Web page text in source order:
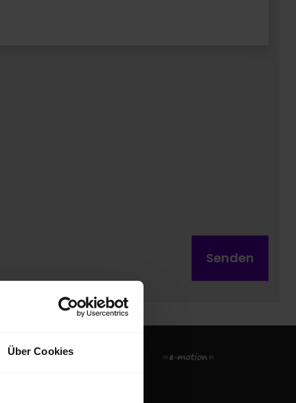
Über Cookies
Senden